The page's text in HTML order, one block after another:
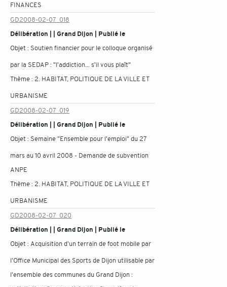
FINANCES
GD2008-02-07_018
Délibération | | Grand Dijon | Publié le
Objet : Soutien financier pour le colloque organisé
par la SEDAP : "l'addiction... s'il vous plaît"
Thème : 2. HABITAT, POLITIQUE DE LA VILLE ET
URBANISME
GD2008-02-07_019
Délibération | | Grand Dijon | Publié le
Objet : Semaine "Ensemble pour l'emploi" du 27
mars au 10 avril 2008 - Demande de subvention
ANPE
Thème : 2. HABITAT, POLITIQUE DE LA VILLE ET
URBANISME
GD2008-02-07_020
Délibération | | Grand Dijon | Publié le
Objet : Acquisition d'un terrain de foot mobile par
l'Office Municipal des Sports de Dijon utilisable par
l'ensemble des communes du Grand Dijon :